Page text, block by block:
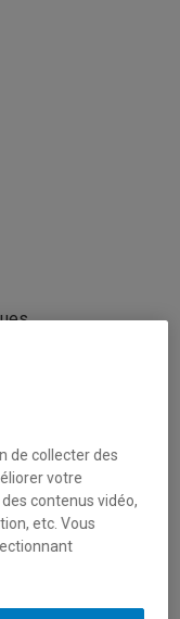
projets sont les
» entre les
et des pays
et la transition
de collecter des
votre
contenus vidéo,
etc. Vous